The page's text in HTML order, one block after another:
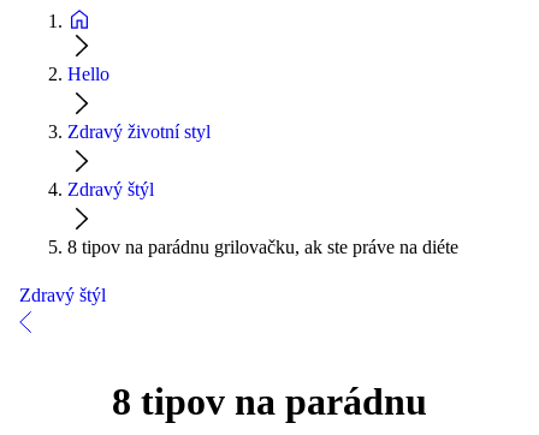
Hello
Zdravý životní styl
Zdravý štýl
8 tipov na parádnu grilovačku, ak ste práve na diéte
Zdravý štýl
8 tipov na parádnu